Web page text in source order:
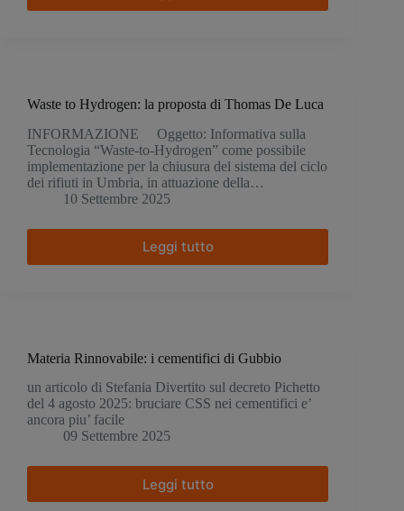
Waste to Hydrogen: la proposta di Thomas De Luca
INFORMAZIONE Oggetto: Informativa sulla
Tecnologia “Waste-to-Hydrogen” come possibile
implementazione per la chiusura del sistema del ciclo
dei rifiuti in Umbria, in attuazione della…
10 Settembre 2025
Leggi tutto
Waste
to
Thomas
Luca
Materia Rinnovabile: i cementifici di Gubbio
un articolo di Stefania Divertito sul decreto Pichetto
del 4 agosto 2025: bruciare CSS nei cementifici e’
ancora piu’ facile
09 Settembre 2025
Leggi tutto
Materia